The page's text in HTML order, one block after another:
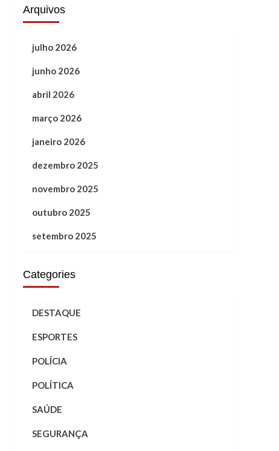
Arquivos
julho 2026
junho 2026
abril 2026
março 2026
janeiro 2026
dezembro 2025
novembro 2025
outubro 2025
setembro 2025
Categories
DESTAQUE
ESPORTES
POLÍCIA
POLÍTICA
SAÚDE
SEGURANÇA